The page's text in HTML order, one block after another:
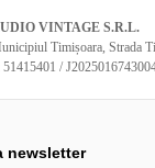
VINTAGE S.R.L.
Timișoara, Strada
/
newsletter